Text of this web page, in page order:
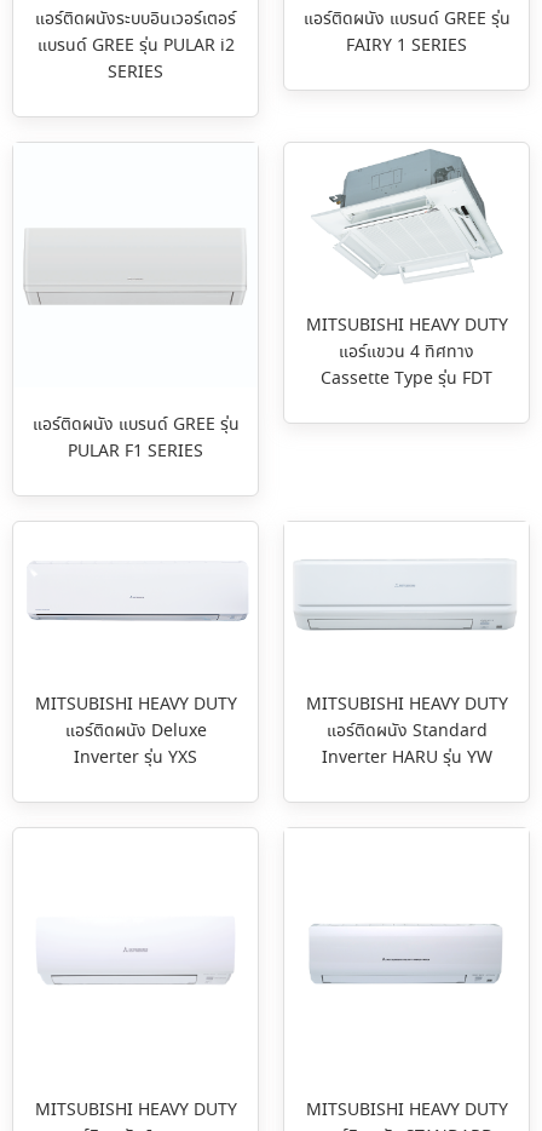
แอร์ติดผนังระบบอินเวอร์เตอร์
แบรนด์ GREE รุ่น PULAR i2
SERIES
แอร์ติดผนัง แบรนด์ GREE รุ่น
FAIRY 1 SERIES
แอร์ติดผนัง แบรนด์ GREE รุ่น
PULAR F1 SERIES
MITSUBISHI HEAVY DUTY
แอร์แขวน 4 ทิศทาง
Cassette Type รุ่น FDT
MITSUBISHI HEAVY DUTY
แอร์ติดผนัง Deluxe
Inverter รุ่น YXS
MITSUBISHI HEAVY DUTY
แอร์ติดผนัง Standard
Inverter HARU รุ่น YW
MITSUBISHI HEAVY DUTY
MITSUBISHI HEAVY DUTY